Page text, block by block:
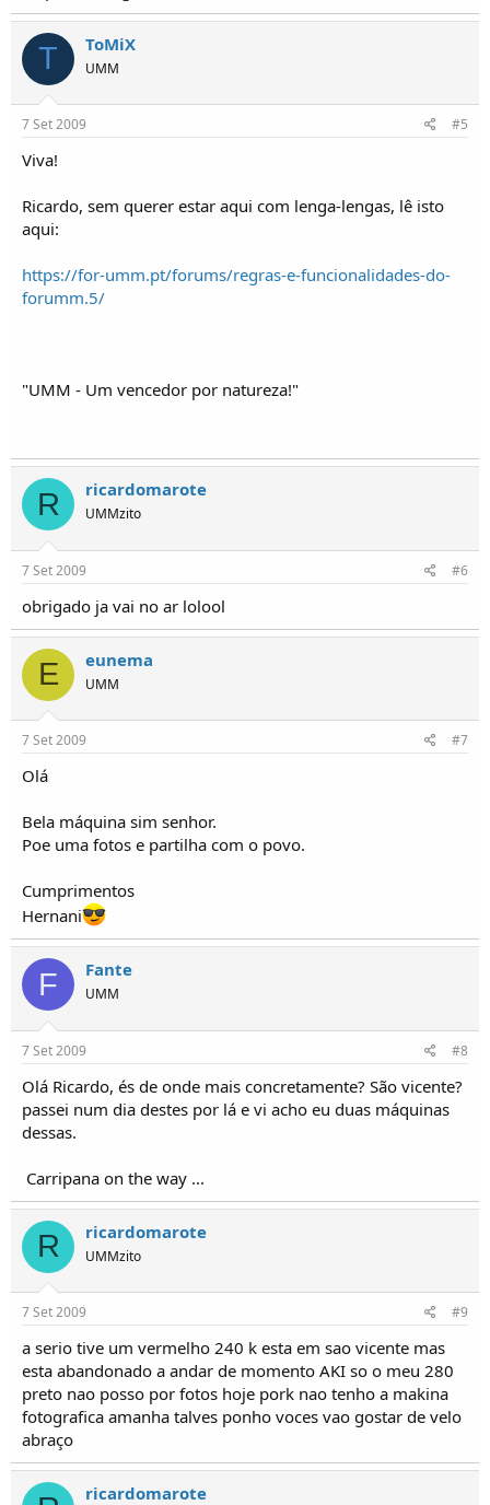
T ToMiX
UMM
7 Set 2009 #5
Viva!
Ricardo, sem querer estar aqui com lenga-lengas, lê isto
aqui:
https://for-umm.pt/forums/regras-e-funcionalidades-do-
forumm.5/
"UMM - Um vencedor por natureza!"
R ricardomarote
UMMzito
7 Set 2009 #6
obrigado ja vai no ar lolool
E eunema
UMM
7 Set 2009 #7
Olá
Bela máquina sim senhor.
Poe uma fotos e partilha com o povo.
Cumprimentos
Hernani
F Fante
UMM
7 Set 2009 #8
Olá Ricardo, és de onde mais concretamente? São vicente?
passei num dia destes por lá e vi acho eu duas máquinas
dessas.
Carripana on the way ...
R ricardomarote
UMMzito
7 Set 2009 #9
a serio tive um vermelho 240 k esta em sao vicente mas
esta abandonado a andar de momento AKI so o meu 280
preto nao posso por fotos hoje pork nao tenho a makina
fotografica amanha talves ponho voces vao gostar de velo
abraço
ricardomarote